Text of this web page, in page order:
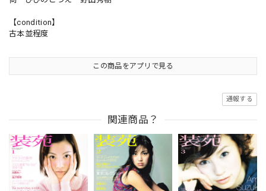
【condition】
古本並程度
この商品をアプリで見る
通報する
関連商品？